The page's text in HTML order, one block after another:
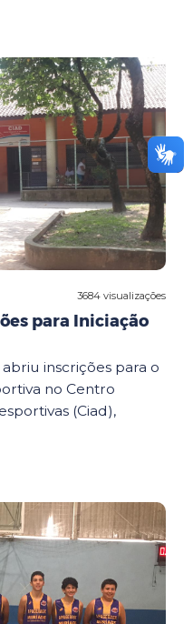
3684 visualizações
para Iniciação
inscrições para o
no Centro
(Ciad),